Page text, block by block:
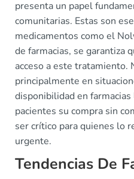
presenta un papel
comunitarias. Estas son
medicamentos como el
de farmacias, se garantiza
acceso a este tratamiento.
principalmente en
disponibilidad en
pacientes su compra sin
ser crítico para quienes lo
urgente.
Tendencias De